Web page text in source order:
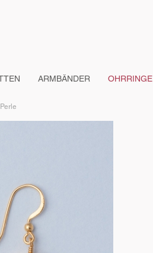
ARMBÄNDER OHRRINGE